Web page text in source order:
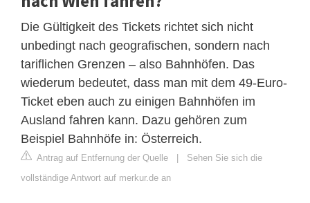
Die Gültigkeit des Tickets richtet sich nicht
unbedingt nach geografischen, sondern nach
tariflichen Grenzen – also Bahnhöfen. Das
wiederum bedeutet, dass man mit dem 49-Euro-
Ticket eben auch zu einigen Bahnhöfen im
Ausland fahren kann. Dazu gehören zum
Beispiel Bahnhöfe in: Österreich.
Antrag auf Entfernung der Quelle | Sehen Sie sich die
vollständige Antwort auf merkur.de an